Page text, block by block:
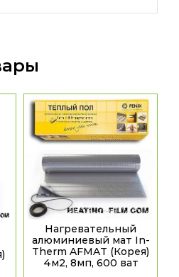
Нагревательный
алюминиевый мат In-
Therm AFMAT (Корея)
4м2, 8мп, 600 ват